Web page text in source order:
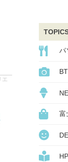
エ
パ
富
HP